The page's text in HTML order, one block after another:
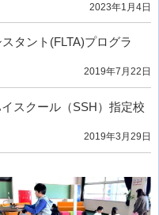
2023年1月4日
タント(FLTA)プログラ
2019年7月22日
スクール（SSH）指定校
2019年3月29日